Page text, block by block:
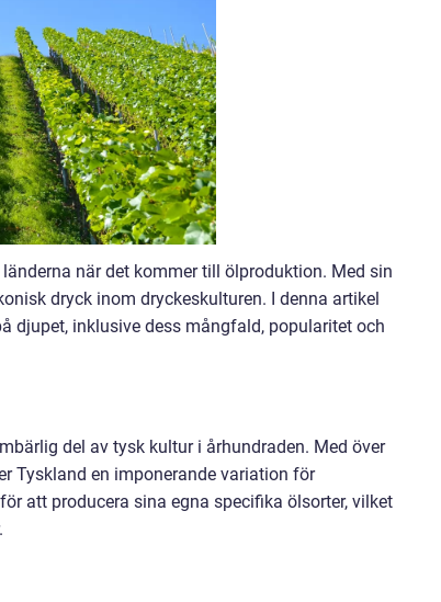
när det kommer till ölproduktion. Med sin
dryck inom dryckeskulturen. I denna artikel
djupet, inklusive dess mångfald, popularitet och
del av tysk kultur i århundraden. Med över
Tyskland en imponerande variation för
att producera sina egna specifika ölsorter, vilket